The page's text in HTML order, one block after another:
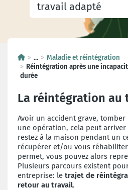
travail adapté
...
Maladie et réintégration
Réintégration après une
durée
La réintégration au
Avoir un accident grave,
une opération, cela peut
restez à la maison pendant un
récupérer et/ou vous
permet, vous pouvez alors
Plusieurs parcours existent
entreprise: le trajet de
retour au travail.